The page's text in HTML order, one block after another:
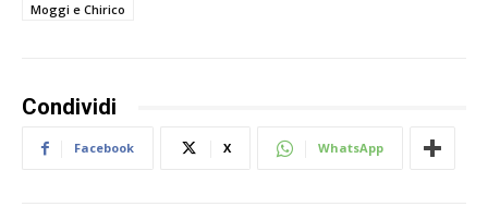
Moggi e Chirico
Condividi
Facebook X WhatsApp